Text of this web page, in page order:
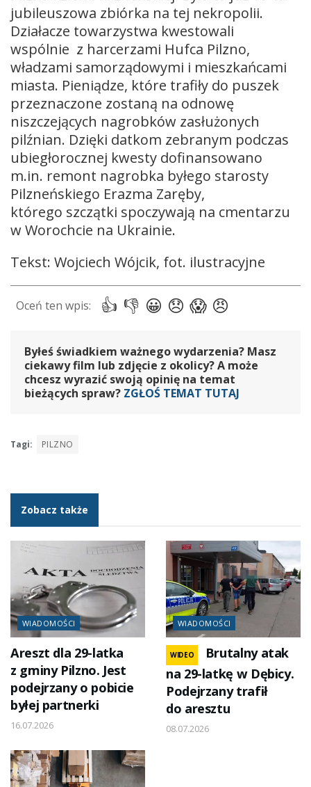
jubileuszowa zbiórka na tej nekropolii.
Działacze towarzystwa kwestowali
wspólnie z harcerzami Hufca Pilzno,
władzami samorządowymi i mieszkańcami
miasta. Pieniądze, które trafiły do puszek
przeznaczone zostaną na odnowę
niszczejących nagrobków zasłużonych
pilźnian. Dzięki datkom zebranym podczas
ubiegłorocznej kwesty dofinansowano
m.in. remont nagrobka byłego starosty
Pilzneńskiego Erazma Zaręby,
którego szczątki spoczywają na cmentarzu
w Worochcie na Ukrainie.
Tekst: Wojciech Wójcik, fot. ilustracyjne
Byłeś świadkiem ważnego wydarzenia? Masz
ciekawy film lub zdjęcie z okolicy? A może
chcesz wyrazić swoją opinię na temat
bieżących spraw? ZGŁOŚ TEMAT TUTAJ
Tagi: PILZNO
Zobacz także
WIADOMOŚCI
Areszt dla 29-latka
z gminy Pilzno. Jest
podejrzany o pobicie
byłej partnerki
16.07.2026
WIADOMOŚCI
WIDEO
Brutalny atak
na 29-latkę w Dębicy.
Podejrzany trafił
do aresztu
08.07.2026